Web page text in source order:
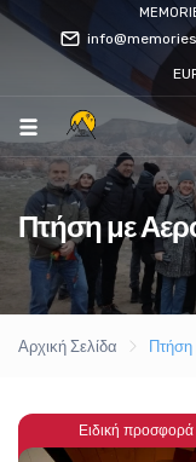
Πτήση με
Αρχική Σελίδα
Ειδική προσφορά